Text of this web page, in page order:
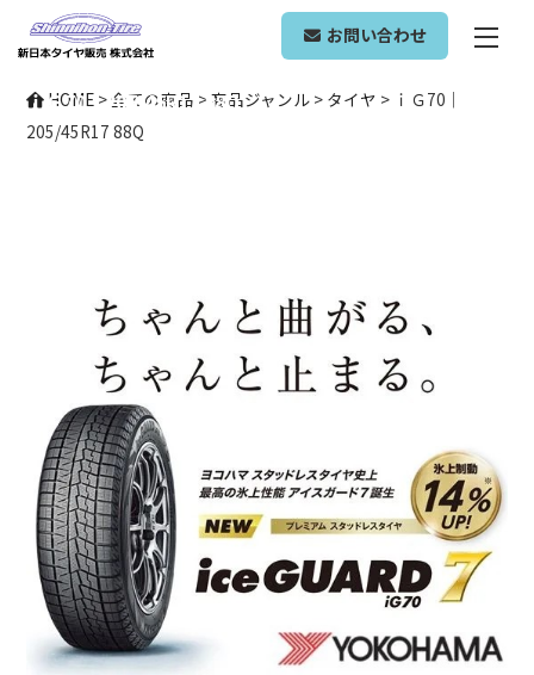
お問い合わせ
ONLINE SHOP
ｉＧ70｜205/45R17 88Q
HOME >全ての商品 >商品ジャンル > タイヤ > ｉＧ70｜
205/45R17 88Q